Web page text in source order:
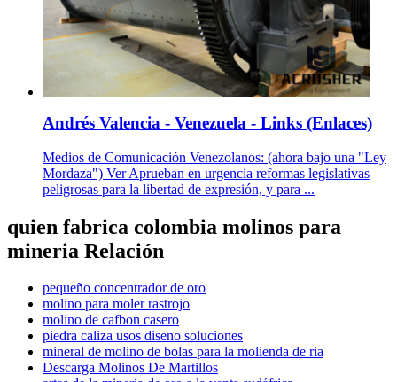
Andrés Valencia - Venezuela - Links (Enlaces)
Medios de Comunicación Venezolanos: (ahora bajo una "Ley
Mordaza") Ver Aprueban en urgencia reformas legislativas
peligrosas para la libertad de expresión, y para ...
quien fabrica colombia molinos para
mineria Relación
pequeño concentrador de oro
molino para moler rastrojo
molino de cafbon casero
piedra caliza usos diseno soluciones
mineral de molino de bolas para la molienda de ria
Descarga Molinos De Martillos